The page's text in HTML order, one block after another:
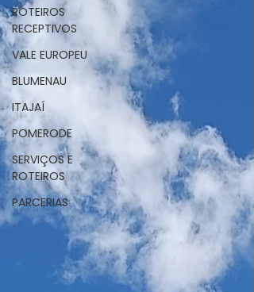
ROTEIROS
RECEPTIVOS
VALE EUROPEU
BLUMENAU
ITAJAÍ
POMERODE
SERVIÇOS E
ROTEIROS
PARCERIAS